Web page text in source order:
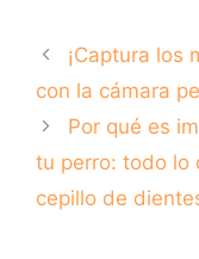
¡Captura los
con la cámara
Por qué es
tu perro: todo lo
cepillo de